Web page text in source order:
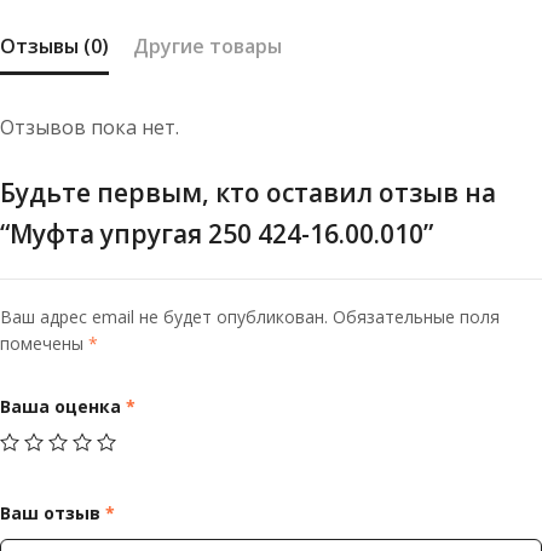
Отзывы (0) Другие товары
Отзывов пока нет.
Будьте первым, кто оставил отзыв на
“Муфта упругая 250 424-16.00.010”
Ваш адрес email не будет опубликован. Обязательные поля
помечены *
Ваша оценка *
Ваш отзыв *